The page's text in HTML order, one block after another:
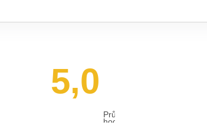
5,0
Průměrné
hodnocení